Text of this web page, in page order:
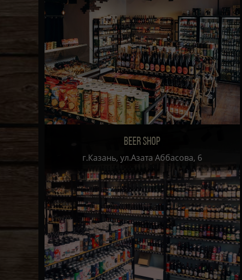
BEER SHOP
г.Казань, ул.Азата Аббасова, 6